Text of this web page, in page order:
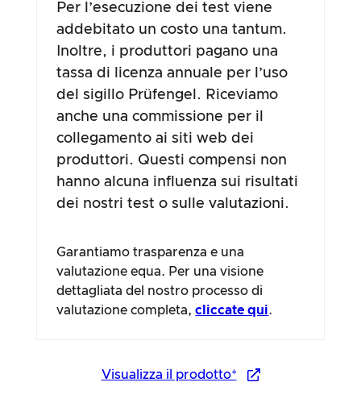
Per l’esecuzione dei test viene
addebitato un costo una tantum.
Inoltre, i produttori pagano una
tassa di licenza annuale per l’uso
del sigillo Prüfengel. Riceviamo
anche una commissione per il
collegamento ai siti web dei
produttori. Questi compensi non
hanno alcuna influenza sui risultati
dei nostri test o sulle valutazioni.
Garantiamo trasparenza e una
valutazione equa. Per una visione
dettagliata del nostro processo di
valutazione completa,cliccate qui.
Visualizza il prodotto*